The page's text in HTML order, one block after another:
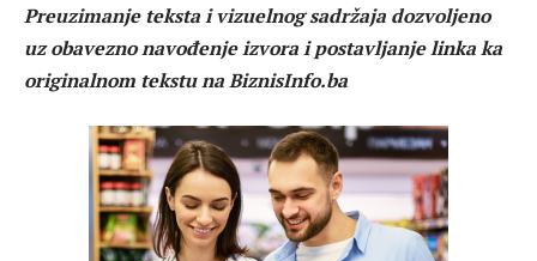
Preuzimanje teksta i vizuelnog sadržaja dozvoljeno
uz obavezno navođenje izvora i postavljanje linka ka
originalnom tekstu na BiznisInfo.ba